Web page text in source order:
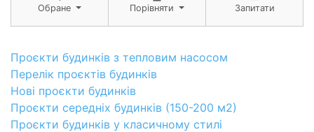
Обране Порівняти Запитати
Проєкти будинків з тепловим насосом
Перелік проєктів будинків
Нові проєкти будинків
Проєкти середніх будинків (150-200 м2)
Проєкти будинків у класичному стилі